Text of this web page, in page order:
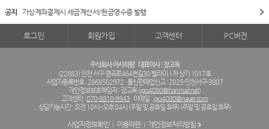
공지 가상계좌결제시 세금계산서/현금영수증 발행
로그인 회원가입 고객센터 PC버전
주식회사 아사히팜 대표이사 : 장고옥
(22883) 인천 서구 염곡로464번길30 벨라미 1차 상가 1017호
사업자등록번호 : 2868502972 통신판매업신고 : 2025-인천서구-3807
개인정보보호책임자 : 장고옥 (jgo4080@hanmail.net)
고객센터 :070-8810-9943 이메일 : jgo4080@naver.com
상담가능시간 : 오전 10시~오후 04시 (주말 및 공휴일 휴무) (주말 및 공휴일 휴무)
사업자정보확인 이용약관 개인정보처리방침